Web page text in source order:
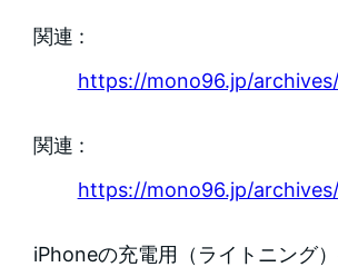
関連 :
https://mono96.jp/
関連 :
https://mono96.jp/
iPhoneの充電用（ライトニング